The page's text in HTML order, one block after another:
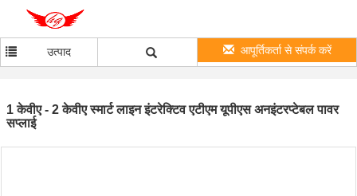
उत्पाद आपूर्तिकर्ता से संपर्क करें
1 केवीए - 2 केवीए स्मार्ट लाइन इंटरेक्टिव एटीएम यूपीएस अनइंटरप्टेबल पावर
सप्लाई